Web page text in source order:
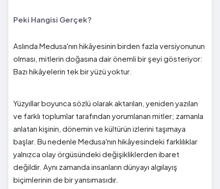
Peki Hangisi Gerçek?
Aslında Medusa'nın hikâyesinin birden fazla versiyonunun
olması, mitlerin doğasına dair önemli bir şeyi gösteriyor:
Bazı hikâyelerin tek bir yüzü yoktur.
Yüzyıllar boyunca sözlü olarak aktarılan, yeniden yazılan
ve farklı toplumlar tarafından yorumlanan mitler; zamanla
anlatan kişinin, dönemin ve kültürün izlerini taşımaya
başlar. Bu nedenle Medusa'nın hikâyesindeki farklılıklar
yalnızca olay örgüsündeki değişikliklerden ibaret
değildir. Aynı zamanda insanların dünyayı algılayış
biçimlerinin de bir yansımasıdır.